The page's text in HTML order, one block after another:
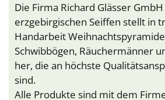
Die Firma Richard Glässer
erzgebirgischen Seiffen stellt in
Handarbeit
Schwibbögen, Räuchermänner
her, die an höchste
sind.
Alle Produkte sind mit dem